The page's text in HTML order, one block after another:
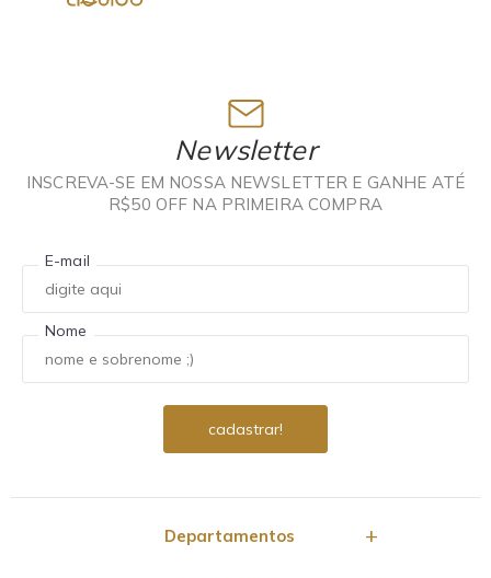
Newsletter
INSCREVA-SE EM NOSSA NEWSLETTER E GANHE ATÉ
R$50 OFF NA PRIMEIRA COMPRA
E-mail
Nome
Departamentos